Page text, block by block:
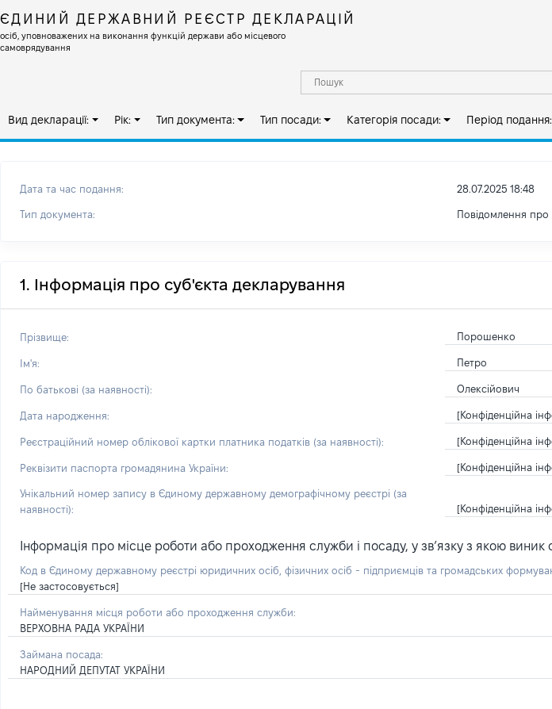
ЄДИНИЙ ДЕРЖАВНИЙ РЕЄСТР ДЕКЛАРАЦІЙ
осіб, уповноважених на виконання функцій держави або місцевого
самоврядування
Вид декларації: Рік: Тип документа: Тип посади: Категорія посади: Період подання:
Дата та час подання: 28.07.2025 18:48
Тип документа: Повідомлення про
1. Інформація про суб'єкта декларування
Прізвище: Порошенко
Ім'я: Петро
По батькові (за наявності): Олексійович
Дата народження: [Конфіденційна
Реєстраційний номер облікової картки платника податків (за наявності): [Конфіденційна
Реквізити паспорта громадянина України: [Конфіденційна
Унікальний номер запису в Єдиному державному демографічному реєстрі (за
наявності):
[Конфіденційна
Інформація про місце роботи або проходження служби і посаду, у зв’язку з якою виник
Код в Єдиному державному реєстрі юридичних осіб, фізичних осіб - підприємців та громадських
[Не застосовується]
Найменування місця роботи або проходження служби:
ВЕРХОВНА РАДА УКРАЇНИ
Займана посада:
НАРОДНИЙ ДЕПУТАТ УКРАЇНИ